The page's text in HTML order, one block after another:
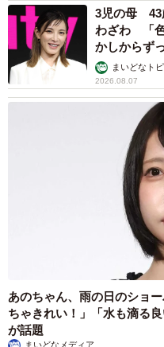
3児の母 43
わざわ 「色
かしからず
まいどなト
2026.08.07
あのちゃん、雨の日のショ
ちゃきれい！」「水も滴る
が話題
まいどなメディア